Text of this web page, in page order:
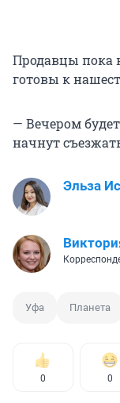
Продавцы пока
готовы к
— Вечером
начнут
Эльза
Уфа Планета
0 0